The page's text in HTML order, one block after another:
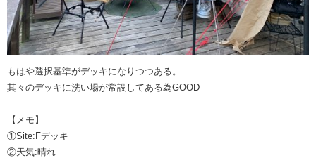
もはや選択基準がデッキになりつつある。
其々のデッキに洗い場が常設してある為GOOD
【メモ】
①Site:Fデッキ
②天気:晴れ